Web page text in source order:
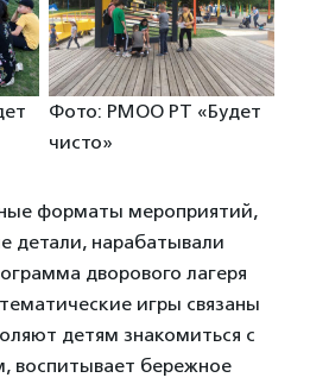
Фото: РМОО РТ «Будет
чисто»
форматы мероприятий,
детали, нарабатывали
дворового лагеря
игры связаны
детям знакомиться с
бережное